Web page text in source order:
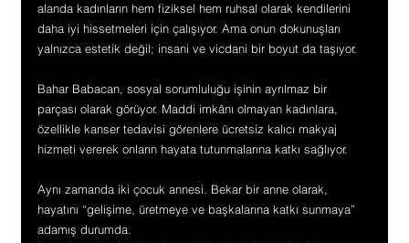
alanda kadınların hem fiziksel hem ruhsal olarak kendilerini
daha iyi hissetmeleri için çalışıyor. Ama onun dokunuşları
yalnızca estetik değil; insani ve vicdani bir boyut da taşıyor.
Bahar Babacan, sosyal sorumluluğu işinin ayrılmaz bir
parçası olarak görüyor. Maddi imkânı olmayan kadınlara,
özellikle kanser tedavisi görenlere ücretsiz kalıcı makyaj
hizmeti vererek onların hayata tutunmalarına katkı sağlıyor.
Aynı zamanda iki çocuk annesi. Bekar bir anne olarak,
hayatını “gelişime, üretmeye ve başkalarına katkı sunmaya”
adamış durumda.